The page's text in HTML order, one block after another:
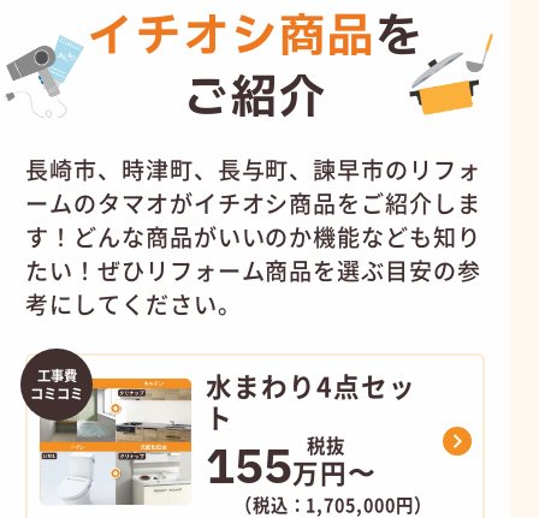
イチオシ商品を
ご紹介
長崎市、時津町、長与町、諫早市のリフォ
ームのタマオがイチオシ商品をご紹介しま
す！ どんな商品がいいのか機能なども知り
たい！ぜひリフォーム商品を選ぶ目安の参
考にしてください。
工事費
コミコミ
水まわり4点セッ
ト
155万円〜
（税込：1,705,000円）